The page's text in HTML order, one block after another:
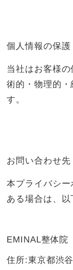
個人情報の保護
当社はお客様
術的・物理的・
す。
お問い合わせ先
本プライバシ
ある場合は、以
EMINAL整体院
住所:東京都渋